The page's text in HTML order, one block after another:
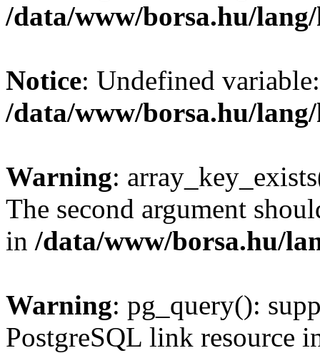
/data/www/borsa.hu/
Notice: Undefined
/data/www/borsa.hu/
Warning:
The second argument
in /data/www/borsa.hu/
Warning: pg_query():
PostgreSQL link resource